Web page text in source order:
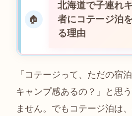
🏠
北海道で子連れ
者にコテージ泊
る理由
「コテージって、ただの宿
キャンプ感あるの？」と思
ません。でもコテージ泊は